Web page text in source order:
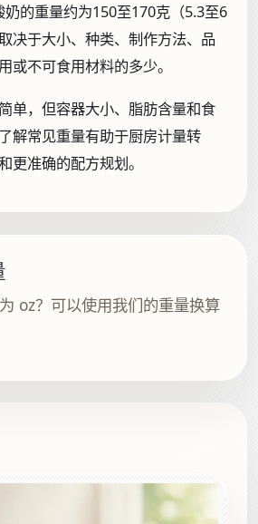
奶的重量约为150至170克（5.3至6
决于大小、种类、制作方法、品
或不可食用材料的多少。
单，但容器大小、脂肪含量和食
解常见重量有助于厨房计量转
更准确的配方规划。
oz？可以使用我们的重量换算